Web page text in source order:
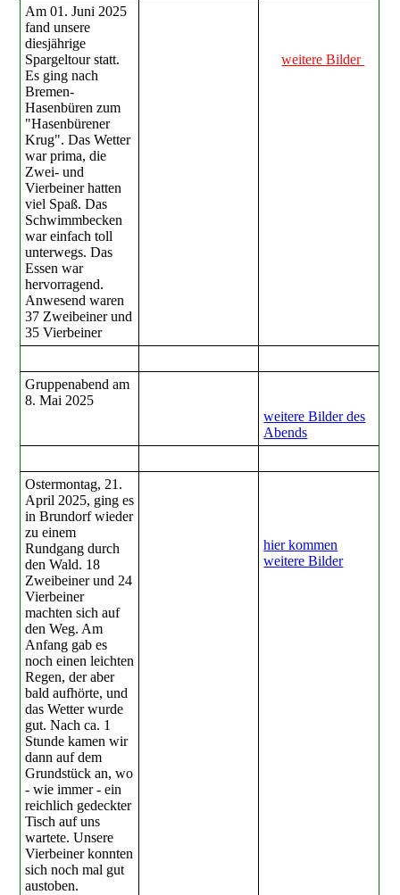
Am 01. Juni 2025
fand unsere
diesjährige
Spargeltour statt.
Es ging nach
Bremen-
Hasenbüren zum
"Hasenbürener
Krug". Das Wetter
war prima, die
Zwei- und
Vierbeiner hatten
viel Spaß. Das
Schwimmbecken
war einfach toll
unterwegs. Das
Essen war
hervorragend.
Anwesend waren
37 Zweibeiner und
35 Vierbeiner
weitere Bilder
Gruppenabend am
8. Mai 2025
weitere Bilder des
Abends
Ostermontag, 21.
April 2025, ging es
in Brundorf wieder
zu einem
Rundgang durch
den Wald. 18
Zweibeiner und 24
Vierbeiner
machten sich auf
den Weg. Am
Anfang gab es
noch einen leichten
Regen, der aber
bald aufhörte, und
das Wetter wurde
gut. Nach ca. 1
Stunde kamen wir
dann auf dem
Grundstück an, wo
- wie immer - ein
reichlich gedeckter
Tisch auf uns
wartete. Unsere
Vierbeiner konnten
sich noch mal gut
austoben.
hier kommen
weitere Bilder